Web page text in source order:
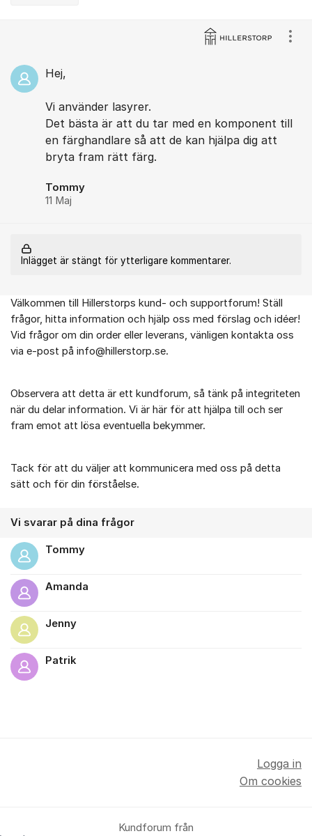
Hej,
Vi använder lasyrer.
Det bästa är att du tar med en komponent till
en färghandlare så att de kan hjälpa dig att
bryta fram rätt färg.
Tommy
11 Maj
Inlägget är stängt för ytterligare kommentarer.
Om forumet
Välkommen till Hillerstorps kund- och supportforum! Ställ
frågor, hitta information och hjälp oss med förslag och idéer!
Vid frågor om din order eller leverans, vänligen kontakta oss
via e-post på info@hillerstorp.se.
Observera att detta är ett kundforum, så tänk på integriteten
när du delar information. Vi är här för att hjälpa till och ser
fram emot att lösa eventuella bekymmer.
Tack för att du väljer att kommunicera med oss på detta
sätt och för din förståelse.
Vi svarar på dina frågor
Tommy
Amanda
Jenny
Patrik
Kundforum från
Logga in
Om cookies